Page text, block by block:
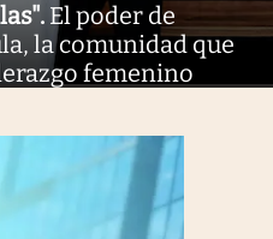
. El poder de
la comunidad que
femenino